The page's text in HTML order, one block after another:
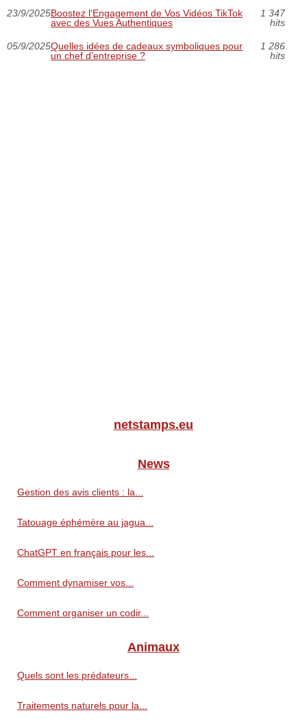
23/9/2025Boostez l'Engagement de Vos Vidéos TikTok
avec des Vues Authentiques
1 347
hits
05/9/2025Quelles idées de cadeaux symboliques pour
un chef d’entreprise ?
1 286
hits
netstamps.eu
News
Gestion des avis clients : la...
Tatouage éphémère au jagua...
ChatGPT en français pour les...
Comment dynamiser vos...
Comment organiser un codir...
Animaux
Quels sont les prédateurs...
Traitements naturels pour la...